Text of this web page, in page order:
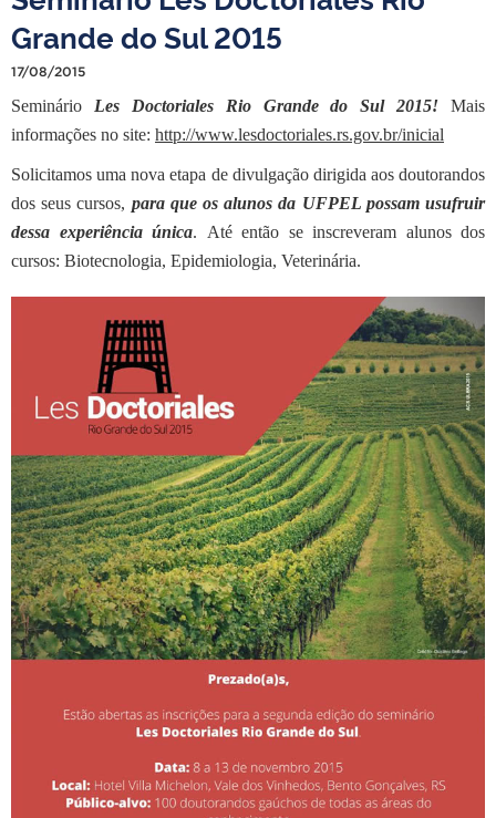
Grande do Sul 2015
17/08/2015
Seminário Les Doctoriales Rio Grande do Sul 2015! Mais
informações no site: http://www.lesdoctoriales.rs.gov.br/inicial
Solicitamos uma nova etapa de divulgação dirigida aos doutorandos
dos seus cursos, para que os alunos da UFPEL possam usufruir
dessa experiência única. Até então se inscreveram alunos dos
cursos: Biotecnologia, Epidemiologia, Veterinária.